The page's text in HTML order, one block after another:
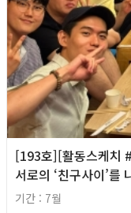
[193호][활동스케치
서로의 ‘친구사이’를
기간 : 7월